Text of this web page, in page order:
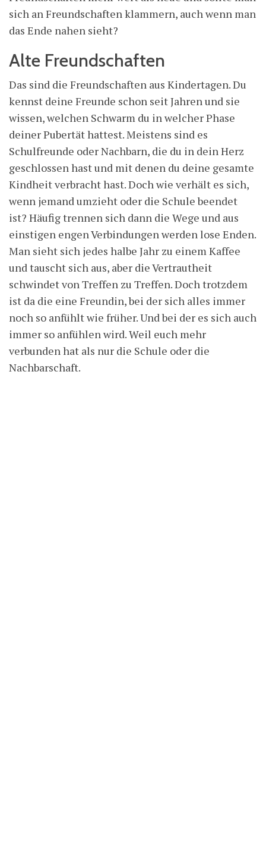
sich an Freundschaften klammern, auch wenn man
das Ende nahen sieht?
Alte Freundschaften
Das sind die Freundschaften aus Kindertagen. Du
kennst deine Freunde schon seit Jahren und sie
wissen, welchen Schwarm du in welcher Phase
deiner Pubertät hattest. Meistens sind es
Schulfreunde oder Nachbarn, die du in dein Herz
geschlossen hast und mit denen du deine gesamte
Kindheit verbracht hast. Doch wie verhält es sich,
wenn jemand umzieht oder die Schule beendet
ist? Häufig trennen sich dann die Wege und aus
einstigen engen Verbindungen werden lose Enden.
Man sieht sich jedes halbe Jahr zu einem Kaffee
und tauscht sich aus, aber die Vertrautheit
schwindet von Treffen zu Treffen. Doch trotzdem
ist da die eine Freundin, bei der sich alles immer
noch so anfühlt wie früher. Und bei der es sich auch
immer so anfühlen wird. Weil euch mehr
verbunden hat als nur die Schule oder die
Nachbarschaft.